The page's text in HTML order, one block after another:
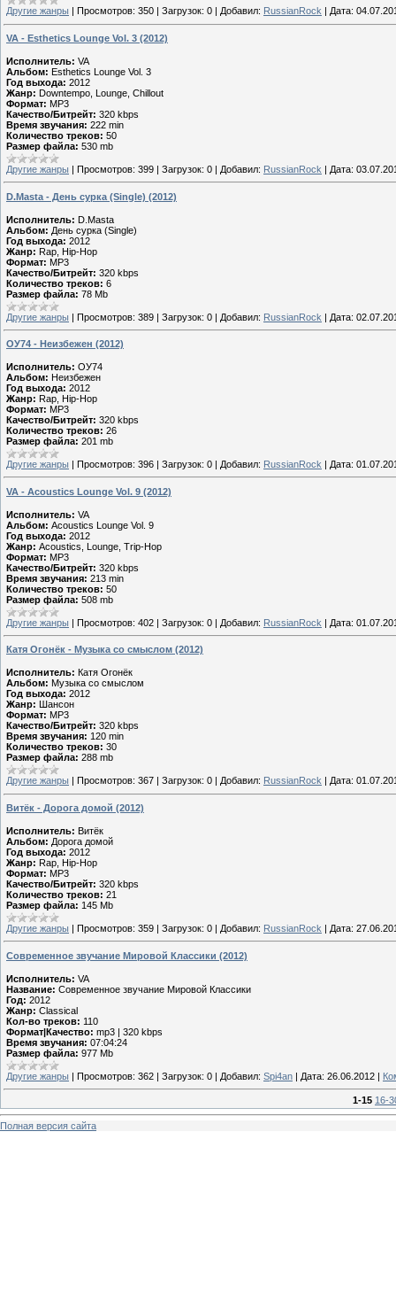
Другие жанры | Просмотров: 350 | Загрузок: 0 | Добавил: RussianRock | Дата:
VA - Esthetics Lounge Vol. 3 (2012)
Исполнитель: VA
Альбом: Esthetics Lounge Vol. 3
Год выхода: 2012
Жанр: Downtempo, Lounge, Chillout
Формат: MP3
Качество/Битрейт: 320 kbps
Время звучания: 222 min
Количество треков: 50
Размер файла: 530 mb
Другие жанры | Просмотров: 399 | Загрузок: 0 | Добавил: RussianRock | Дата:
D.Masta - День сурка (Single) (2012)
Исполнитель: D.Masta
Альбом: День сурка (Single)
Год выхода: 2012
Жанр: Rap, Hip-Hop
Формат: MP3
Качество/Битрейт: 320 kbps
Количество треков: 6
Размер файла: 78 Mb
Другие жанры | Просмотров: 389 | Загрузок: 0 | Добавил: RussianRock | Дата:
ОУ74 - Неизбежен (2012)
Исполнитель: ОУ74
Альбом: Неизбежен
Год выхода: 2012
Жанр: Rap, Hip-Hop
Формат: MP3
Качество/Битрейт: 320 kbps
Количество треков: 26
Размер файла: 201 mb
Другие жанры | Просмотров: 396 | Загрузок: 0 | Добавил: RussianRock | Дата:
VA - Acoustics Lounge Vol. 9 (2012)
Исполнитель: VA
Альбом: Acoustics Lounge Vol. 9
Год выхода: 2012
Жанр: Acoustics, Lounge, Trip-Hop
Формат: MP3
Качество/Битрейт: 320 kbps
Время звучания: 213 min
Количество треков: 50
Размер файла: 508 mb
Другие жанры | Просмотров: 402 | Загрузок: 0 | Добавил: RussianRock | Дата:
Катя Огонёк - Музыка со смыслом (2012)
Исполнитель: Катя Огонёк
Альбом: Музыка со смыслом
Год выхода: 2012
Жанр: Шансон
Формат: MP3
Качество/Битрейт: 320 kbps
Время звучания: 120 min
Количество треков: 30
Размер файла: 288 mb
Другие жанры Просмотров: 367 Загрузок: 0 Добавил: RussianRock Дата:
Витёк - Дорога домой (2012)
Исполнитель: Витёк
Альбом: Дорога домой
Год выхода: 2012
Жанр: Rap, Hip-Hop
Формат: MP3
Качество/Битрейт: 320 kbps
Количество треков: 21
Размер файла: 145 Mb
Другие жанры | Просмотров: 359 | Загрузок: 0 | Добавил: RussianRock | Дата:
Современное звучание Мировой Классики (2012)
Исполнитель: VA
Название: Современное звучание Мировой Классики
Год: 2012
Жанр: Classical
Кол-во треков: 110
Формат|Качество: mp3 | 320 kbps
Время звучания: 07:04:24
Размер файла: 977 Mb
Другие жанры | Просмотров: 362 | Загрузок: 0 | Добавил: Spi4an | Дата: 26.06.2012 |
1-15 16-
Полная версия сайта